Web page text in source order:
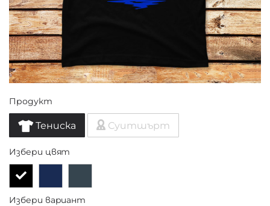
Продукт
Тениска Суитшърт
Избери цвят
Избери вариант